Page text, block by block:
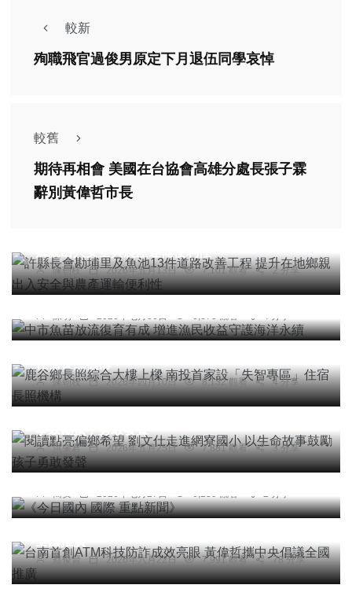
較新
殉職飛官過俊男原定下月退伍同學哀悼
較舊
期待再相會 美國在台協會高雄分處長張子霖
辭別黃偉哲市長
陳朝枝 2026年五月13日 7,101 觀看 2 分享
頭條 綜合新聞 健康 旅遊
中市魚苗放流復育有成 增進漁民收益守護海洋永續
陳明 2026年七月06日 6,873 觀看 4 分享
頭條 健康
鹿谷鄉長照綜合大樓上樑 南投首家設「失智專區」
陳朝枝 2026年四月10日 8,132 觀看 4 分享
頭條 文教
閱讀點亮偏鄉希望 劉文仕走進網寮國小 以生命故
洪肇君 2026年五月25日 7,881 觀看 3 分享
頭條 綜合新聞
《今日國內 國際 重點新聞》
簡安 2026年七月27日 6,239 觀看 2 分享
頭條 綜合新聞 健康 文教 科技新知
台南首創ATM科技防詐成效亮眼 黃偉哲攜中央倡議
蔡俊賢 2026年六月22日 7,991 觀看 78 分享